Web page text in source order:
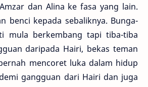
dan Alina ke fasa yang lain.
benci kepada sebaliknya. Bunga-
mula berkembang tapi tiba-tiba
daripada Hairi, bekas teman
mencoret luka dalam hidup
gangguan dari Hairi dan juga